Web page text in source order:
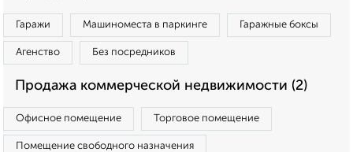
Гаражи Машиноместа в паркинге Гаражные боксы
Агенство Без посредников
Продажа коммерческой недвижимости (2)
Офисное помещение Торговое помещение
Помещение свободного назначения